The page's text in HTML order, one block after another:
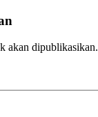
akan dipublikasikan.